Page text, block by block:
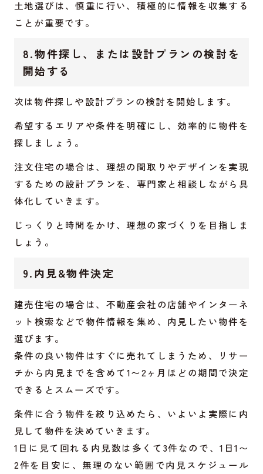
土地選びは、慎重に行い、積極的に情報を収集する
ことが重要です。
8.物件探し、または設計プランの検討を
開始する
次は物件探しや設計プランの検討を開始します。
希望するエリアや条件を明確にし、効率的に物件を
探しましょう。
注文住宅の場合は、理想の間取りやデザインを実現
するための設計プランを、専門家と相談しながら具
体化していきます。
じっくりと時間をかけ、理想の家づくりを目指しま
しょう。
9.内見&物件決定
建売住宅の場合は、不動産会社の店舗やインターネ
ット検索などで物件情報を集め、内見したい物件を
選びます。
条件の良い物件はすぐに売れてしまうため、リサー
チから内見までを含めて1〜2ヶ月ほどの期間で決定
できるとスムーズです。
条件に合う物件を絞り込めたら、いよいよ実際に内
見して物件を決めていきます。
1日に見て回れる内見数は多くて3件なので、1日1〜
2件を目安に、無理のない範囲で内見スケジュール